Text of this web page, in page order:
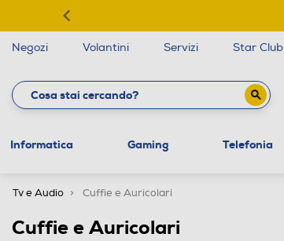
Negozi Volantini Servizi Star Club
Informatica Gaming Telefonia
Tv e Audio Cuffie e Auricolari
Cuffie e Auricolari